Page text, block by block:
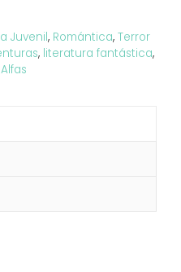
Juvenil, Romántica, Terror
, literatura fantástica,